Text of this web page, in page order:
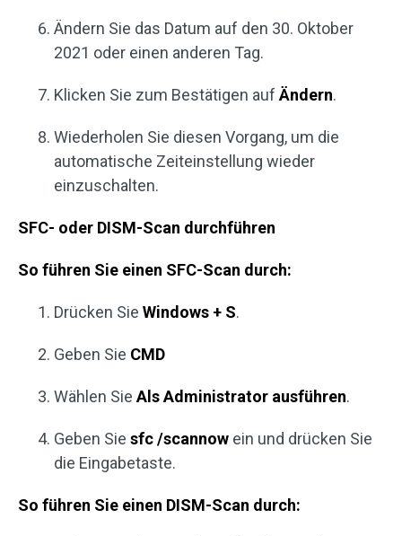
Ändern Sie das Datum auf den 30. Oktober
2021 oder einen anderen Tag.
Klicken Sie zum Bestätigen auf Ändern.
Wiederholen Sie diesen Vorgang, um die
automatische Zeiteinstellung wieder
einzuschalten.
SFC- oder DISM-Scan durchführen
So führen Sie einen SFC-Scan durch:
Drücken Sie Windows + S.
Geben Sie CMD
Wählen Sie Als Administrator ausführen.
Geben Sie sfc /scannow ein und drücken Sie
die Eingabetaste.
So führen Sie einen DISM-Scan durch: